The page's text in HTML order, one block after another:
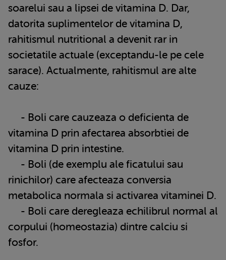
soarelui sau a lipsei de vitamina D. Dar,
datorita suplimentelor de vitamina D,
rahitismul nutritional a devenit rar in
societatile actuale (exceptandu-le pe cele
sarace). Actualmente, rahitismul are alte
cauze:
- Boli care cauzeaza o deficienta de
vitamina D prin afectarea absorbtiei de
vitamina D prin intestine.
- Boli (de exemplu ale ficatului sau
rinichilor) care afecteaza conversia
metabolica normala si activarea vitaminei D.
- Boli care deregleaza echilibrul normal al
corpului (homeostazia) dintre calciu si
fosfor.